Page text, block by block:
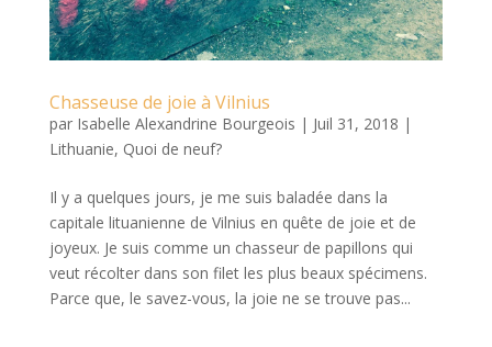
Chasseuse de joie à Vilnius
par Isabelle Alexandrine Bourgeois | Juil 31, 2018 |
Lithuanie, Quoi de neuf?
Il y a quelques jours, je me suis baladée dans la
capitale lituanienne de Vilnius en quête de joie et de
joyeux. Je suis comme un chasseur de papillons qui
veut récolter dans son filet les plus beaux spécimens.
Parce que, le savez-vous, la joie ne se trouve pas...